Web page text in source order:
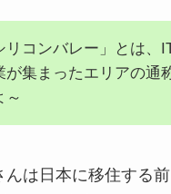
リコンバレー」とは、
が集まったエリアの通
～
は日本に移住する前